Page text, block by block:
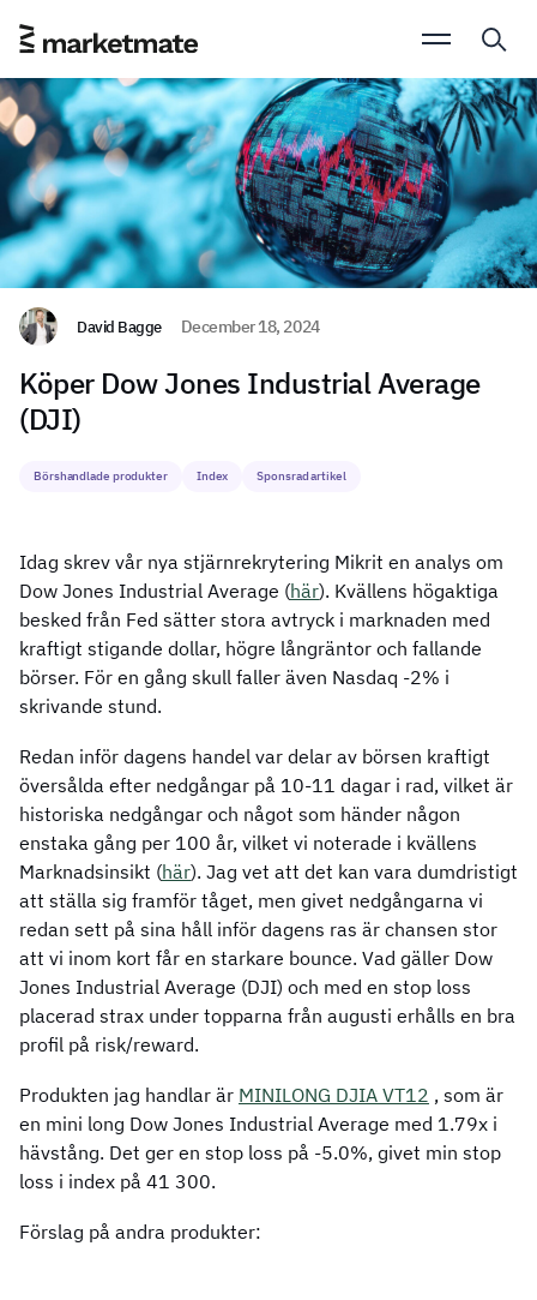
David Bagge December 18, 2024
Köper Dow Jones Industrial Average
(DJI)
Börshandlade produkter Index Sponsrad artikel
Idag skrev vår nya stjärnrekrytering Mikrit en analys om
Dow Jones Industrial Average (här). Kvällens högaktiga
besked från Fed sätter stora avtryck i marknaden med
kraftigt stigande dollar, högre långräntor och fallande
börser. För en gång skull faller även Nasdaq -2% i
skrivande stund.
Redan inför dagens handel var delar av börsen kraftigt
översålda efter nedgångar på 10-11 dagar i rad, vilket är
historiska nedgångar och något som händer någon
enstaka gång per 100 år, vilket vi noterade i kvällens
Marknadsinsikt (här). Jag vet att det kan vara dumdristigt
att ställa sig framför tåget, men givet nedgångarna vi
redan sett på sina håll inför dagens ras är chansen stor
att vi inom kort får en starkare bounce. Vad gäller Dow
Jones Industrial Average (DJI) och med en stop loss
placerad strax under topparna från augusti erhålls en bra
profil på risk/reward.
Produkten jag handlar är MINILONG DJIA VT12 , som är
en mini long Dow Jones Industrial Average med 1.79x i
hävstång. Det ger en stop loss på -5.0%, givet min stop
loss i index på 41 300.
Förslag på andra produkter: